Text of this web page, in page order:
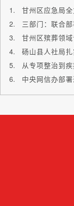
甘州区应急局
三部门：联合
甘州区殡葬领
砀山县人社局
从专项整治到
中央网信办部